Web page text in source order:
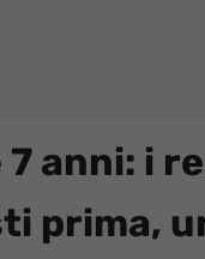
7 anni: i
prima,